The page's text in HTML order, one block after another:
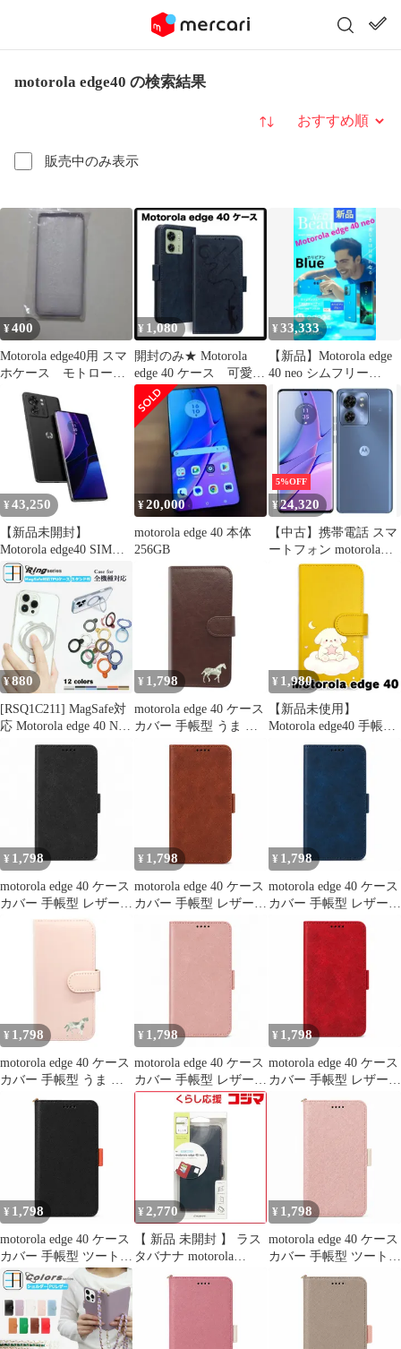
motorola edge40 の検索結果
販売中のみ表示
並び替え
¥400
Motorola edge40用 スマ
ホケース モトローラ
エッジ
¥ 1,080
開封のみ★ Motorola
edge 40 ケース 可愛い
猫柄 濃紺
¥33,333
【新品】Motorola edge
40 neo シムフリー
256GB ブルー
¥ 43,250
【新品未開封】
Motorola edge40 SIMフ
リー 8GB/256GB黒
¥20,000
motorola edge 40 本体
256GB
5%OFF
¥24,320
【中古】携帯電話 スマ
ートフォン motorola
edge 40 8GB/256GB
ー) [PAY50002JP]
¥880
[RSQ1C211] MagSafe対
応 Motorola edge 40 Neo
ケース クリア スマホケ
能付き edge40 カバー
モトローラ edge40neoケ
応 耐衝撃 薄型
¥ 1,798
motorola edge 40 ケース
カバー 手帳型 うま 馬
edge 40ケース edge 40カ
バー edge40ケース
¥ 1,980
【新品未使用】
Motorola edge40 手帳型
スマホ ケース (色：イ
デーション かわいい 韓
国 flip2-edge40-ye-586
¥ 1,798
motorola edge 40 ケース
カバー 手帳型 レザー調
edge 40ケース edge 40カ
¥ 1,798
motorola edge 40 ケース
カバー 手帳型 レザー調
edge 40ケース edge 40カ
edge40カバー "q-2m-7
¥ 1,798
motorola edge 40 ケース
カバー 手帳型 レザー調
edge 40ケース edge 40カ
バー edge40ケース
edge40カバー "q-m-7
¥ 1,798
motorola edge 40 ケース
カバー 手帳型 うま 馬
edge 40ケース edge 40カ
バー edge40ケース
¥ 1,798
motorola edge 40 ケース
カバー 手帳型 レザー調
edge 40ケース edge 40カ
バー edge40ケース
edge40カバー "q-5m-7
¥ 1,798
motorola edge 40 ケース
カバー 手帳型 レザー調
edge 40ケース edge 40カ
バー edge40ケース
edge40カバー "q-4m-7
¥ 1,798
motorola edge 40 ケース
カバー 手帳型 ツートン
edge 40ケース edge 40カ
バー edge40ケース
edge40カバー "q-4m-27
¥ 2,770
【 新品 未開封 】 ラス
タバナナ motorola
edge40 neo 薄型手帳サ
8071MOE40NBSMBKR
¥ 1,798
motorola edge 40 ケース
カバー 手帳型 ツートン
edge 40ケース edge 40カ
バー edge40ケース
edge40カバー "q-2m-27